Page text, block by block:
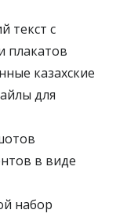
текст с
плакатов
казахские
для
в виде
набор